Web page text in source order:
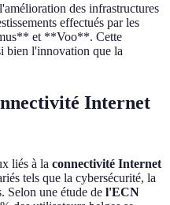
des infrastructures
effectués par les
et **Voo**. Cette
bien l'innovation que la
Internet
liés à la connectivité Internet
tels que la cybersécurité, la
Selon une étude de l'ECN